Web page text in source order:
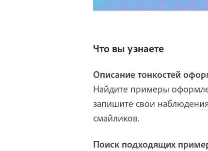
Что вы узнаете
Описание тонкостей
Найдите примеры
запишите свои
смайликов.
Поиск подходящих